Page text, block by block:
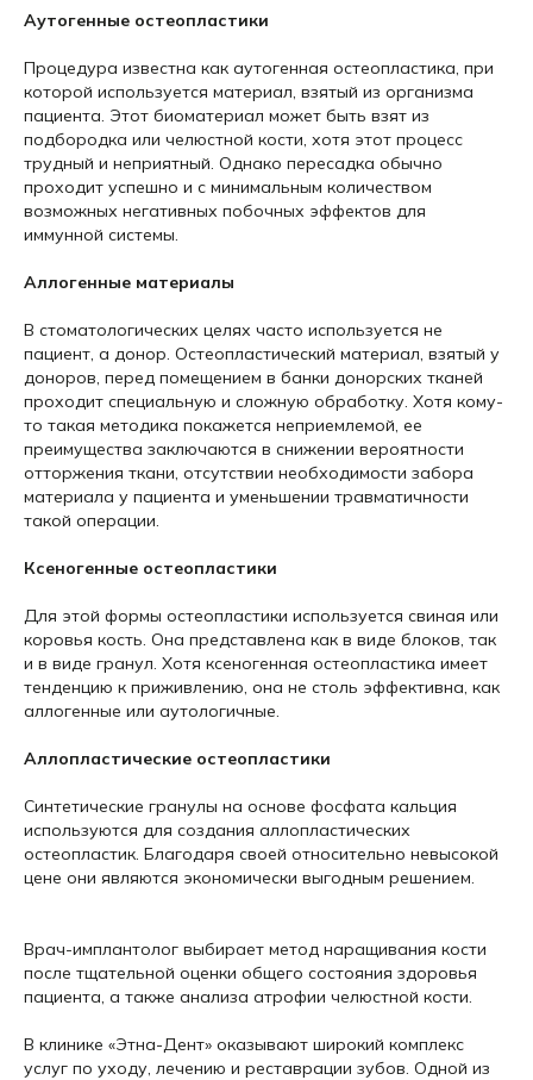
Аутогенные остеопластики
Процедура известна как аутогенная остеопластика, при
которой используется материал, взятый из организма
пациента. Этот биоматериал может быть взят из
подбородка или челюстной кости, хотя этот процесс
трудный и неприятный. Однако пересадка обычно
проходит успешно и с минимальным количеством
возможных негативных побочных эффектов для
иммунной системы.
Аллогенные материалы
В стоматологических целях часто используется не
пациент, а донор. Остеопластический материал, взятый у
доноров, перед помещением в банки донорских тканей
проходит специальную и сложную обработку. Хотя кому-
то такая методика покажется неприемлемой, ее
преимущества заключаются в снижении вероятности
отторжения ткани, отсутствии необходимости забора
материала у пациента и уменьшении травматичности
такой операции.
Ксеногенные остеопластики
Для этой формы остеопластики используется свиная или
коровья кость. Она представлена как в виде блоков, так
и в виде гранул. Хотя ксеногенная остеопластика имеет
тенденцию к приживлению, она не столь эффективна, как
аллогенные или аутологичные.
Аллопластические остеопластики
Синтетические гранулы на основе фосфата кальция
используются для создания аллопластических
остеопластик. Благодаря своей относительно невысокой
цене они являются экономически выгодным решением.
Врач-имплантолог выбирает метод наращивания кости
после тщательной оценки общего состояния здоровья
пациента, а также анализа атрофии челюстной кости.
В клинике «Этна-Дент» оказывают широкий комплекс
услуг по уходу, лечению и реставрации зубов. Одной из